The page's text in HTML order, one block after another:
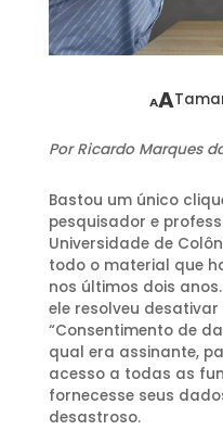
AA
Por Ricardo Marques
Bastou um único
pesquisador e
Universidade de
todo o material que
nos últimos dois
ele resolveu
“Consentimento de
qual era assinante,
acesso a todas as
fornecesse seus
desastroso.